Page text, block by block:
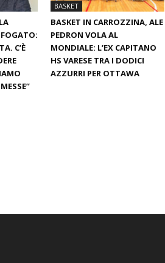
C’È
BASKET
BASKET IN CARROZZINA, ALE
PEDRON VOLA AL
MONDIALE: L’EX CAPITANO
HS VARESE TRA I DODICI
AZZURRI PER OTTAWA